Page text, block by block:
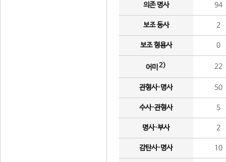
의존 명사 94
보조 동사 2
보조 형용사 0
어미 2) 22
관형사·명사 50
수사·관형사 5
명사·부사 2
감탄사·명사 10